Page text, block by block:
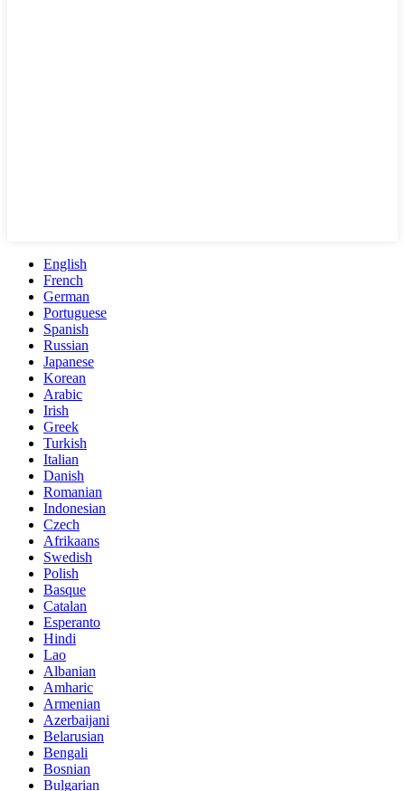
English
French
German
Portuguese
Spanish
Russian
Japanese
Korean
Arabic
Irish
Greek
Turkish
Italian
Danish
Romanian
Indonesian
Czech
Afrikaans
Swedish
Polish
Basque
Catalan
Esperanto
Hindi
Lao
Albanian
Amharic
Armenian
Azerbaijani
Belarusian
Bengali
Bosnian
Bulgarian